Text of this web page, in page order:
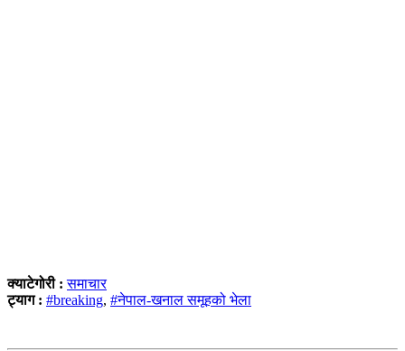
क्याटेगोरी :समाचार
ट्याग : #breaking, #नेपाल-खनाल समूहको भेला